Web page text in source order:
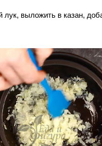
лук, выложить в казан,